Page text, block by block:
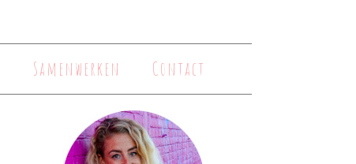
Samenwerken Contact